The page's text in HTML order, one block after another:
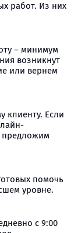
работ. Из них
– минимум
возникнут
или вернем
клиенту. Если
предложим
помочь
уровне.
с 9:00